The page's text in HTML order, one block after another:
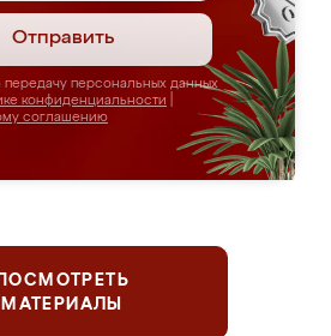
Отправить
персональных данных
конфиденциальности
соглашению
ПОСМОТРЕТЬ
МАТЕРИАЛЫ